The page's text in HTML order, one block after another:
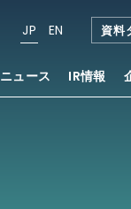
ニュース IR情報
JP EN 資料